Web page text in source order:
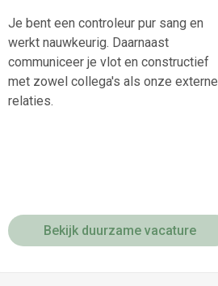
Je bent een controleur pur sang en
werkt nauwkeurig. Daarnaast
communiceer je vlot en constructief
met zowel collega's als onze externe
relaties.
Bekijk duurzame vacature